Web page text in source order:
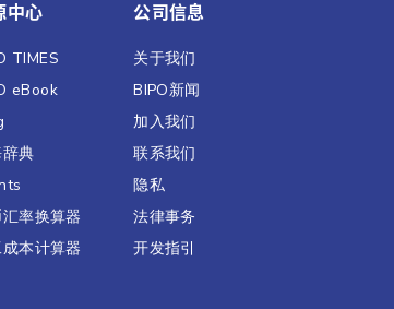
中心
TIMES
eBook
典
率换算器
本计算器
公司信息
关于我们
BIPO新闻​
加入我们
联系我们
隐私
法律事务
开发指引